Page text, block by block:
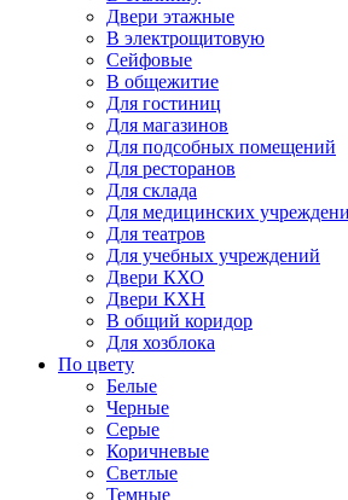
Двери этажные
В электрощитовую
Сейфовые
В общежитие
Для гостиниц
Для магазинов
Для подсобных помещений
Для ресторанов
Для склада
Для медицинских
Для театров
Для учебных учреждений
Двери КХО
Двери КХН
В общий коридор
Для хозблока
По цвету
Белые
Черные
Серые
Коричневые
Светлые
Темные